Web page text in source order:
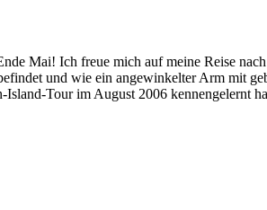
Mai! Ich freue mich auf meine Reise
und wie ein angewinkelter Arm mit
Tour im August 2006 kennengelernt